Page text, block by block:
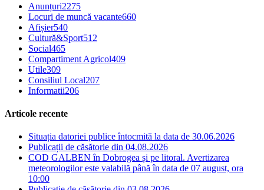
Anunțuri2275
Locuri de muncă vacante660
Afișier540
Cultură&Sport512
Social465
Compartiment Agricol409
Utile309
Consiliul Local207
Informatii206
Articole recente
Situația datoriei publice întocmită la data de 30.06.2026
Publicații de căsătorie din 04.08.2026
COD GALBEN în Dobrogea și pe litoral. Avertizarea
meteorologilor este valabilă până în data de 07 august, ora
10:00